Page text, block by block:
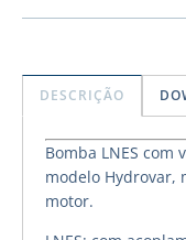
DESCRIÇÃO
Bomba LNES
modelo Hydrovar,
motor.